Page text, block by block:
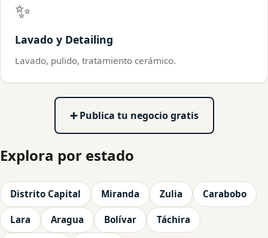
✨
Lavado y Detailing
Lavado, pulido, tratamiento cerámico.
➕ Publica tu negocio gratis
Explora por estado
Distrito Capital Miranda Zulia Carabobo
Lara Aragua Bolívar Táchira